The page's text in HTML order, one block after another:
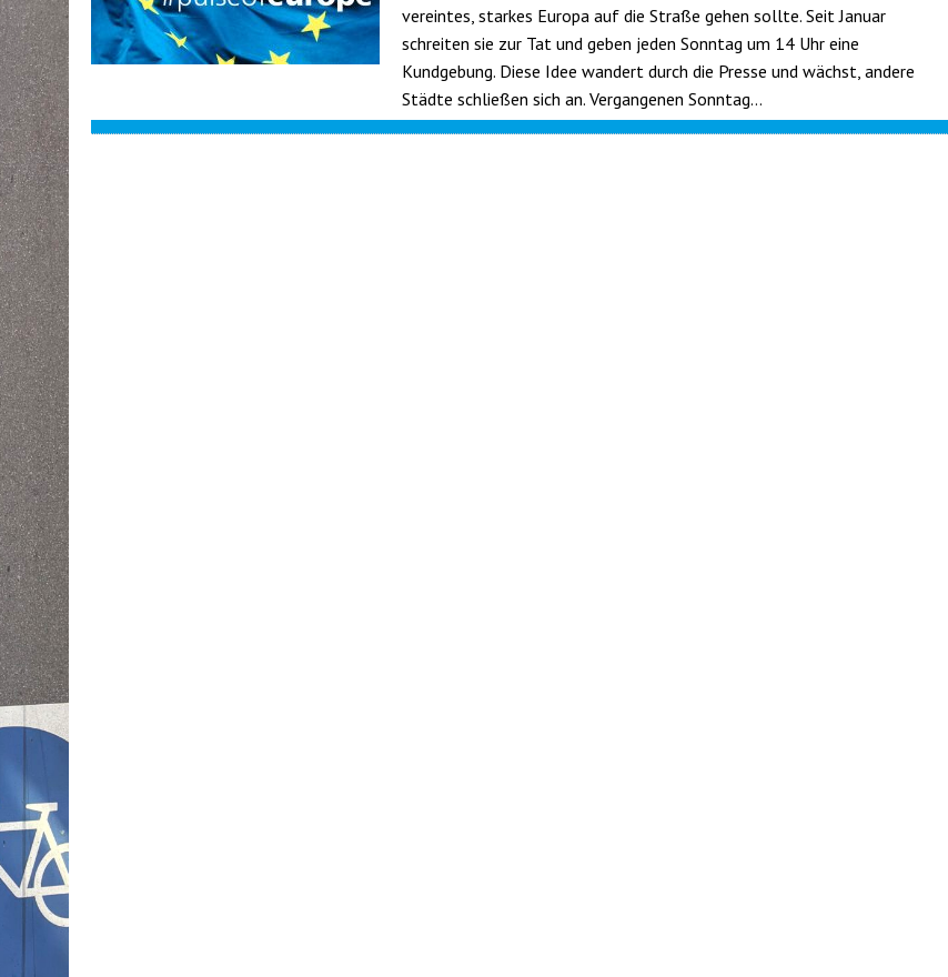
vereintes, starkes Europa auf die Straße gehen sollte. Seit Januar
schreiten sie zur Tat und geben jeden Sonntag um 14 Uhr eine
Kundgebung. Diese Idee wandert durch die Presse und wächst, andere
Städte schließen sich an. Vergangenen Sonntag…